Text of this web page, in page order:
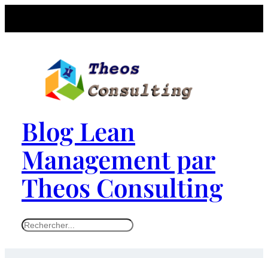
Blog Lean
Management par
Theos Consulting
S